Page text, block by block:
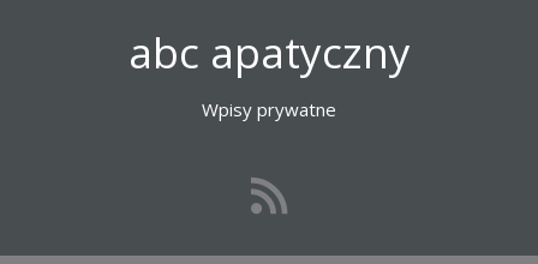
abc apatyczny
Wpisy prywatne